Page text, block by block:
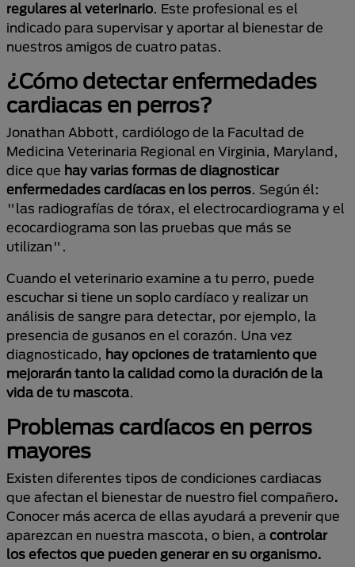
regulares al veterinario. Este profesional es el
indicado para supervisar y aportar al bienestar de
nuestros amigos de cuatro patas.
¿Cómo detectar enfermedades
cardiacas en perros?
Jonathan Abbott, cardiólogo de la Facultad de
Medicina Veterinaria Regional en Virginia, Maryland,
dice que hay varias formas de diagnosticar
enfermedades cardíacas en los perros. Según él:
"las radiografías de tórax, el electrocardiograma y el
ecocardiograma son las pruebas que más se
utilizan".
Cuando el veterinario examine a tu perro, puede
escuchar si tiene un soplo cardíaco y realizar un
análisis de sangre para detectar, por ejemplo, la
presencia de gusanos en el corazón. Una vez
diagnosticado, hay opciones de tratamiento que
mejorarán tanto la calidad como la duración de la
vida de tu mascota.
Problemas cardíacos en perros
mayores
Existen diferentes tipos de condiciones cardiacas
que afectan el bienestar de nuestro fiel compañero.
Conocer más acerca de ellas ayudará a prevenir que
aparezcan en nuestra mascota, o bien, a controlar
los efectos que pueden generar en su organismo.